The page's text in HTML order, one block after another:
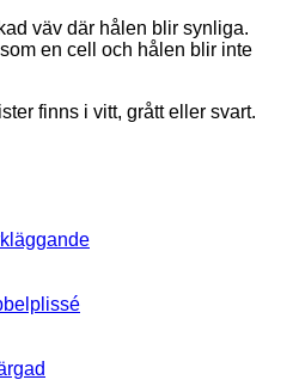
väv där hålen blir synliga.
en cell och hålen blir inte
finns i vitt, grått eller svart.